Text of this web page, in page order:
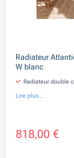
Radiateur
W blanc
Radiateur double
Lire plus...
818,00 €